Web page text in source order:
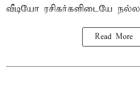
வீடியோ ரசிகர்களிடையே
Read More